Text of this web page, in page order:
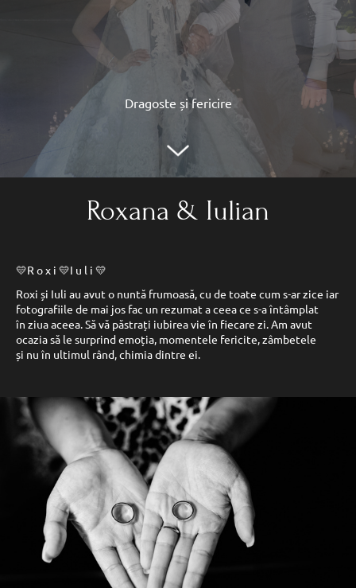
Dragoste și fericire
Roxana & Iulian
💛R o x i 💛I u l i 💛
Roxi și Iuli au avut o nuntă frumoasă, cu de toate cum s-ar zice iar
fotografiile de mai jos fac un rezumat a ceea ce s-a întâmplat
în ziua aceea. Să vă păstrați iubirea vie în fiecare zi. Am avut
ocazia să le surprind emoția, momentele fericite, zâmbetele
și nu în ultimul rând, chimia dintre ei.